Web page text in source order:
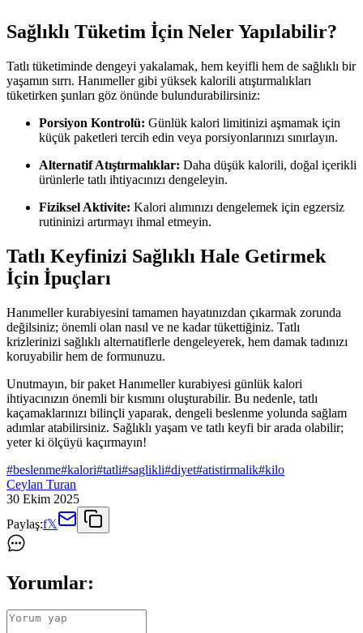
Sağlıklı Tüketim İçin Neler Yapılabilir?
Tatlı tüketiminde dengeyi yakalamak, hem keyifli hem de sağlıklı bir
yaşamın sırrı. Hanımeller gibi yüksek kalorili atıştırmalıkları
tüketirken şunları göz önünde bulundurabilirsiniz:
Porsiyon Kontrolü: Günlük kalori limitinizi aşmamak için
küçük paketleri tercih edin veya porsiyonlarınızı sınırlayın.
Alternatif Atıştırmalıklar: Daha düşük kalorili, doğal içerikli
ürünlerle tatlı ihtiyacınızı dengeleyin.
Fiziksel Aktivite: Kalori alımınızı dengelemek için egzersiz
rutininizi artırmayı ihmal etmeyin.
Tatlı Keyfinizi Sağlıklı Hale Getirmek
İçin İpuçları
Hanımeller kurabiyesini tamamen hayatınızdan çıkarmak zorunda
değilsiniz; önemli olan nasıl ve ne kadar tükettiğiniz. Tatlı
krizlerinizi sağlıklı alternatiflerle dengeleyerek, hem damak tadınızı
koruyabilir hem de formunuzu.
Unutmayın, bir paket Hanımeller kurabiyesi günlük kalori
ihtiyacınızın önemli bir kısmını oluşturabilir. Bu nedenle, tatlı
kaçamaklarınızı bilinçli yaparak, dengeli beslenme yolunda sağlam
adımlar atabilirsiniz. Sağlıklı yaşam ve tatlı keyfi bir arada olabilir;
yeter ki ölçüyü kaçırmayın!
#beslenme#kalori#tatli#saglikli#diyet#atistirmalik#kilo
Ceylan Turan
30 Ekim 2025
Paylaş:f𝕏
Yorumlar: